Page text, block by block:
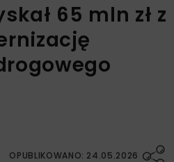
65 mln zł z
OPUBLIKOWANO: 24.05.2026